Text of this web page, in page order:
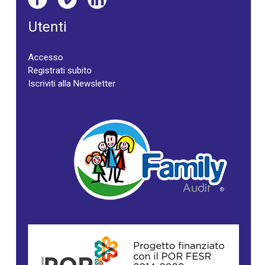
Utenti
Accesso
Registrati subito
Iscriviti alla Newsletter